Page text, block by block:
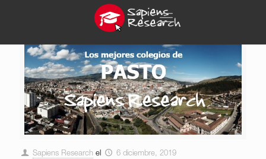
Sapiens Research el 6 diciembre, 2019